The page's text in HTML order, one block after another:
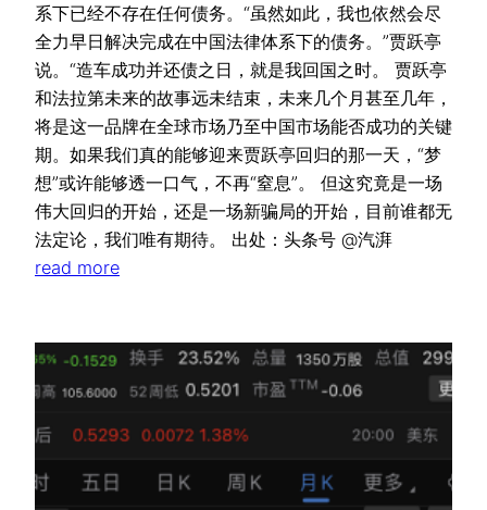
系下已经不存在任何债务。“虽然如此，我也依然会尽
全力早日解决完成在中国法律体系下的债务。”贾跃亭
说。“造车成功并还债之日，就是我回国之时。 贾跃亭
和法拉第未来的故事远未结束，未来几个月甚至几年，
将是这一品牌在全球市场乃至中国市场能否成功的关键
期。如果我们真的能够迎来贾跃亭回归的那一天，“梦
想”或许能够透一口气，不再“窒息”。 但这究竟是一场
伟大回归的开始，还是一场新骗局的开始，目前谁都无
法定论，我们唯有期待。 出处：头条号 @汽湃
read more